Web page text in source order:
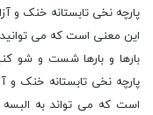
پارچه نخی تابستانه خنک و
این معنی است که می توانید
بارها و بارها شست و شو
پارچه نخی تابستانه خنک و
است که می تواند به البسه